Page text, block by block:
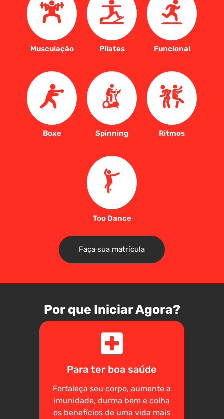
Musculação Pilates Funcional
Boxe Spinning Ritmos
Too Dance
Faça sua matrícula
Por que Iniciar Agora?
Para ter boa saúde
Fortaleça seu corpo, aumente a
imunidade, durma bem e colha
os benefícios de uma vida mais